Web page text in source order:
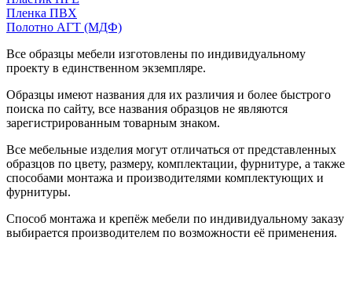
Пленка ПВХ
Полотно АГТ (МДФ)
Все образцы мебели изготовлены по индивидуальному
проекту в единственном экземпляре.
Образцы имеют названия для их различия и более быстрого
поиска по сайту, все названия образцов не являются
зарегистрированным товарным знаком.
Все мебельные изделия могут отличаться от представленных
образцов по цвету, размеру, комплектации, фурнитуре, а также
способами монтажа и производителями комплектующих и
фурнитуры.
Способ монтажа и крепёж мебели по индивидуальному заказу
выбирается производителем по возможности её применения.